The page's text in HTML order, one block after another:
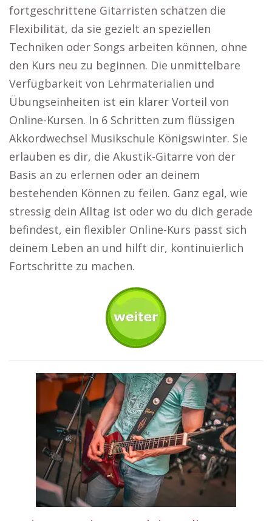
fortgeschrittene Gitarristen schätzen die
Flexibilität, da sie gezielt an speziellen
Techniken oder Songs arbeiten können, ohne
den Kurs neu zu beginnen. Die unmittelbare
Verfügbarkeit von Lehrmaterialien und
Übungseinheiten ist ein klarer Vorteil von
Online-Kursen. In 6 Schritten zum flüssigen
Akkordwechsel Musikschule Königswinter. Sie
erlauben es dir, die Akustik-Gitarre von der
Basis an zu erlernen oder an deinem
bestehenden Können zu feilen. Ganz egal, wie
stressig dein Alltag ist oder wo du dich gerade
befindest, ein flexibler Online-Kurs passt sich
deinem Leben an und hilft dir, kontinuierlich
Fortschritte zu machen.